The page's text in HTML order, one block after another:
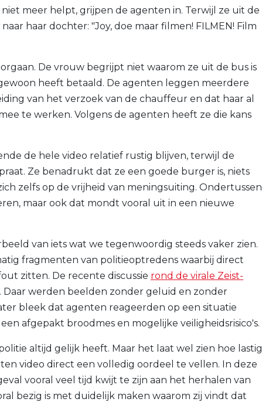
meer helpt, grijpen de agenten in. Terwijl ze uit de
haar dochter: "Joy, doe maar filmen! FILMEN! Film
De vrouw begrijpt niet waarom ze uit de bus is
heeft betaald. De agenten leggen meerdere
van het verzoek van de chauffeur en dat haar al
te werken. Volgens de agenten heeft ze die kans
de hele video relatief rustig blijven, terwijl de
Ze benadrukt dat ze een goede burger is, niets
zelfs op de vrijheid van meningsuiting. Ondertussen
maar ook dat mondt vooral uit in een nieuwe
van iets wat we tegenwoordig steeds vaker zien.
fragmenten van politieoptredens waarbij direct
zitten. De recente discussie rond de virale Zeist-
Daar werden beelden zonder geluid en zonder
bleek dat agenten reageerden op een situatie
afgepakt broodmes en mogelijke veiligheidsrisico's.
altijd gelijk heeft. Maar het laat wel zien hoe lastig
video direct een volledig oordeel te vellen. In deze
vooral veel tijd kwijt te zijn aan het herhalen van
bezig is met duidelijk maken waarom zij vindt dat